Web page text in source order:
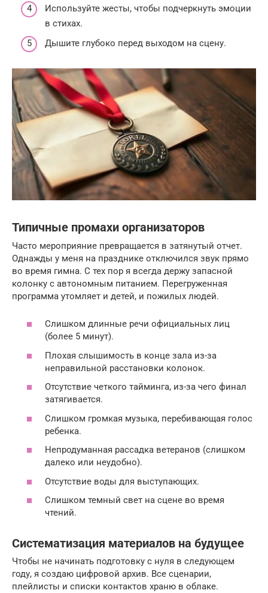
Используйте жесты, чтобы подчеркнуть эмоции
в стихах.
Дышите глубоко перед выходом на сцену.
Типичные промахи организаторов
Часто мероприяние превращается в затянутый отчет.
Однажды у меня на празднике отключился звук прямо
во время гимна. С тех пор я всегда держу запасной
колонку с автономным питанием. Перегруженная
программа утомляет и детей, и пожилых людей.
Слишком длинные речи официальных лиц
(более 5 минут).
Плохая слышимость в конце зала из-за
неправильной расстановки колонок.
Отсутствие четкого тайминга, из-за чего финал
затягивается.
Слишком громкая музыка, перебивающая голос
ребенка.
Непродуманная рассадка ветеранов (слишком
далеко или неудобно).
Отсутствие воды для выступающих.
Слишком темный свет на сцене во время
чтений.
Систематизация материалов на будущее
Чтобы не начинать подготовку с нуля в следующем
году, я создаю цифровой архив. Все сценарии,
плейлисты и списки контактов храню в облаке.